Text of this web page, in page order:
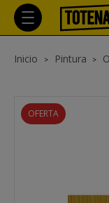
Inicio Pintura
OFERTA